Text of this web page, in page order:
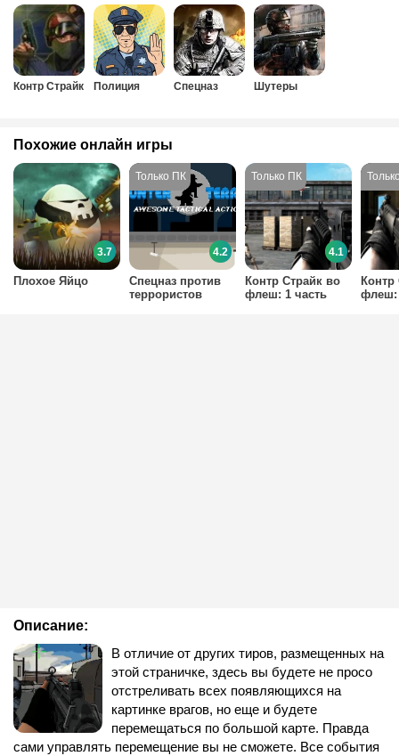
Контр Страйк Полиция Спецназ Шутеры
Описание:
В отличие от других тиров, размещенных на
этой страничке, здесь вы будете не просо
отстреливать всех появляющихся на
картинке врагов, но еще и будете
перемещаться по большой карте. Правда
сами управлять перемещение вы не сможете. Все события
Похожие онлайн игры
Спецназ против
террористов
4.2
Контр Страйк во
флеш: 1 часть
4.1
Контр
флеш:
Плохое Яйцо
3.7